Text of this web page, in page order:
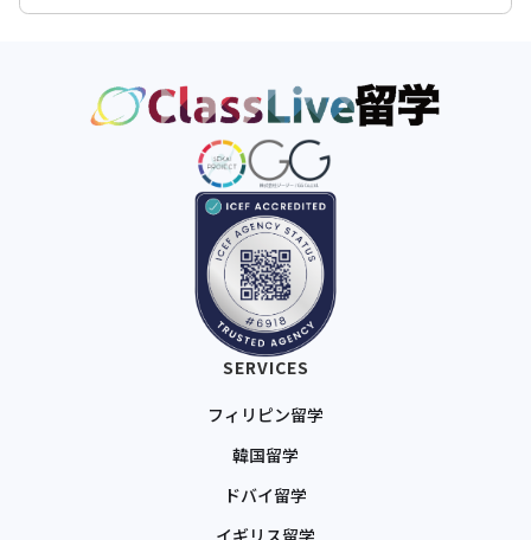
SERVICES
フィリピン留学
韓国留学
ドバイ留学
イギリス留学